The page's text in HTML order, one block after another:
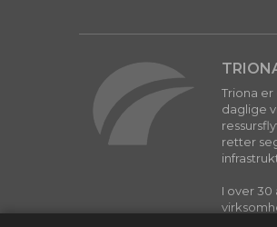
Triona
daglige
retter
I over 30